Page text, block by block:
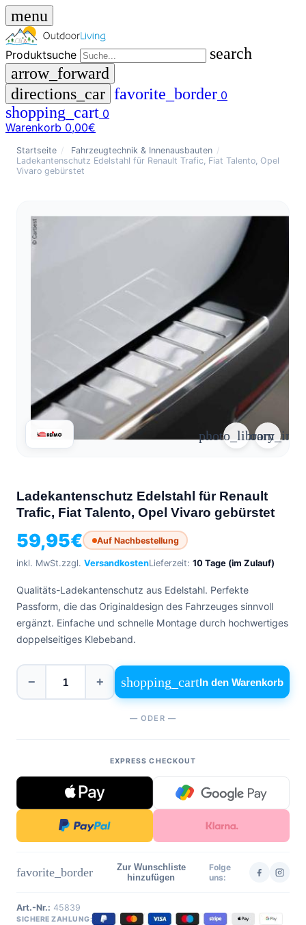
menu
Produktsuche
search
arrow_forward
directions_car favorite_border 0
shopping_cart 0
Warenkorb 0,00€
close
arrow_forward
favorite_border
Wunschliste
shopping_cart
Warenkorb
groups
Über
uns
mailKontakt
car_repairFahrzeugausbau
articleArtikel
WhatsApp
phone
+39
0471
962
540
4,6
Startseite / Fahrzeugtechnik & Innenausbauten /
Ladekantenschutz Edelstahl für Renault Trafic, Fiat Talento, Opel
Vivaro gebürstet
zoom_in
photo_library
Ladekantenschutz Edelstahl für Renault
Trafic, Fiat Talento, Opel Vivaro gebürstet
59,95€ Auf Nachbestellung
inkl. MwSt.zzgl. VersandkostenLieferzeit: 10 Tage (im Zulauf)
Qualitäts-Ladekantenschutz aus Edelstahl. Perfekte
Passform, die das Originaldesign des Fahrzeuges sinnvoll
ergänzt. Einfache und schnelle Montage durch hochwertiges
doppelseitiges Klebeband.
− + shopping_cartIn den Warenkorb
— ODER —
EXPRESS CHECKOUT
favorite_border
Zur Wunschliste
hinzufügen
Folge
uns:
Art.-Nr.: 45839
SICHERE ZAHLUNG: